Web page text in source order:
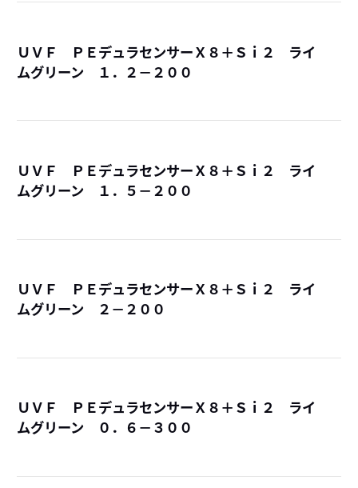
ＵＶＦ ＰＥデュラセンサーＸ８＋Ｓｉ２ ライ
ムグリーン １．２－２００
ＵＶＦ ＰＥデュラセンサーＸ８＋Ｓｉ２ ライ
ムグリーン １．５－２００
ＵＶＦ ＰＥデュラセンサーＸ８＋Ｓｉ２ ライ
ムグリーン ２－２００
ＵＶＦ ＰＥデュラセンサーＸ８＋Ｓｉ２ ライ
ムグリーン ０．６－３００